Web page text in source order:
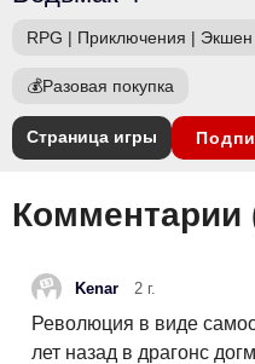
RPG | Приключения | Экшен
💰Разовая покупка
Страница игры
Комментарии
Kenar 2 г.
Революция в виде
лет назад в драгонс